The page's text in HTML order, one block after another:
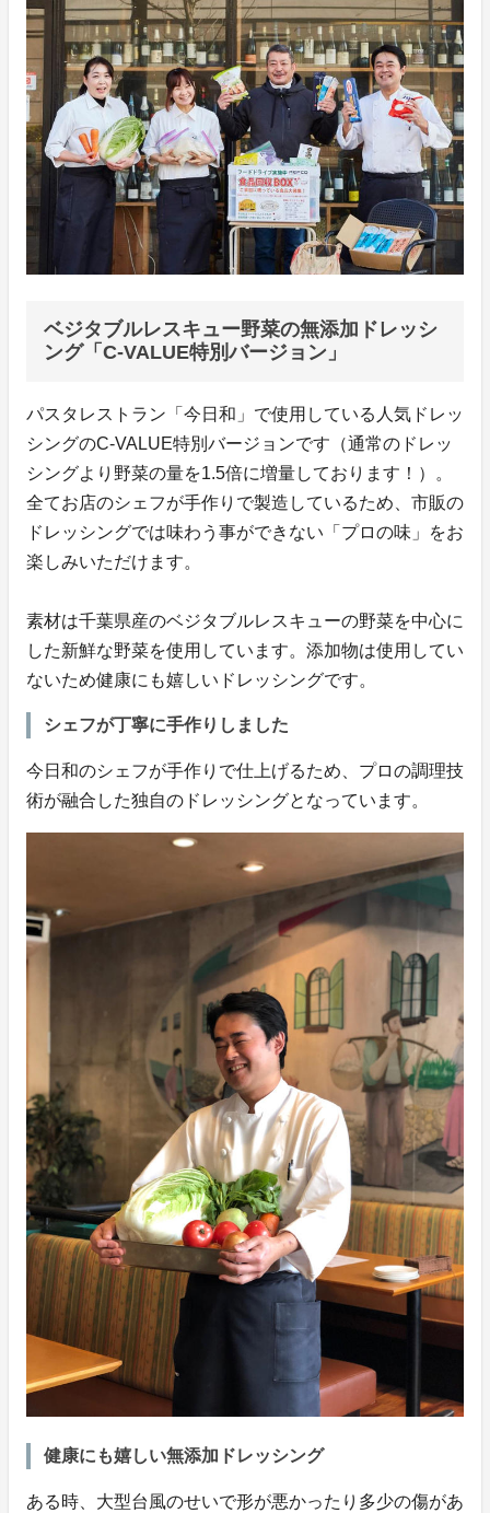
ベジタブルレスキュー野菜の無添加ドレッシ
ング「C-VALUE特別バージョン」
パスタレストラン「今日和」で使用している人気ドレッ
シングのC-VALUE特別バージョンです（通常のドレッ
シングより野菜の量を1.5倍に増量しております！）。
全てお店のシェフが手作りで製造しているため、市販の
ドレッシングでは味わう事ができない「プロの味」をお
楽しみいただけます。
素材は千葉県産のベジタブルレスキューの野菜を中心に
した新鮮な野菜を使用しています。添加物は使用してい
ないため健康にも嬉しいドレッシングです。
シェフが丁寧に手作りしました
今日和のシェフが手作りで仕上げるため、プロの調理技
術が融合した独自のドレッシングとなっています。
健康にも嬉しい無添加ドレッシング
ある時、大型台風のせいで形が悪かったり多少の傷があ